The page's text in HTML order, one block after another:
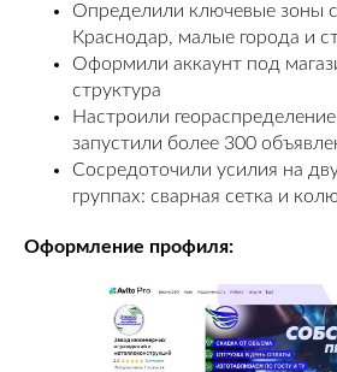
Определили ключевые зоны
Краснодар, малые города и
Оформили аккаунт под
структура
Настроили
запустили более 300
Сосредоточили усилия на
группах: сварная сетка и
Оформление профиля: